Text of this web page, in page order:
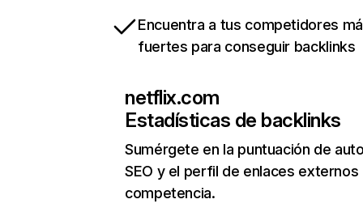
Encuentra a tus competidores
fuertes para conseguir backlinks
netflix.com
Estadísticas de backlinks
Sumérgete en la puntuación de
SEO y el perfil de enlaces externos
competencia.